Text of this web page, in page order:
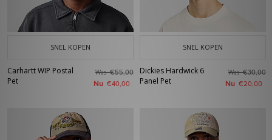
SNEL KOPEN
Carhartt WIP Postal
Pet
Was€55,00
Nu €40,00
SNEL KOPEN
Dickies Hardwick 6
Panel Pet
Was€30,00
Nu €20,00